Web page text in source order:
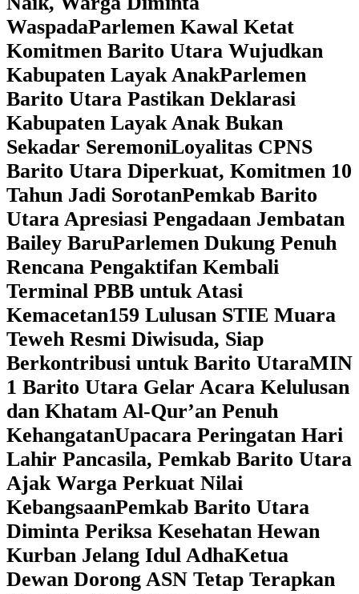
WaspadaParlemen Kawal Ketat
Komitmen Barito Utara Wujudkan
Kabupaten Layak AnakParlemen
Barito Utara Pastikan Deklarasi
Kabupaten Layak Anak Bukan
Sekadar SeremoniLoyalitas CPNS
Barito Utara Diperkuat, Komitmen 10
Tahun Jadi SorotanPemkab Barito
Utara Apresiasi Pengadaan Jembatan
Bailey BaruParlemen Dukung Penuh
Rencana Pengaktifan Kembali
Terminal PBB untuk Atasi
Kemacetan159 Lulusan STIE Muara
Teweh Resmi Diwisuda, Siap
Berkontribusi untuk Barito UtaraMIN
1 Barito Utara Gelar Acara Kelulusan
dan Khatam Al-Qur’an Penuh
KehangatanUpacara Peringatan Hari
Lahir Pancasila, Pemkab Barito Utara
Ajak Warga Perkuat Nilai
KebangsaanPemkab Barito Utara
Diminta Periksa Kesehatan Hewan
Kurban Jelang Idul AdhaKetua
Dewan Dorong ASN Tetap Terapkan